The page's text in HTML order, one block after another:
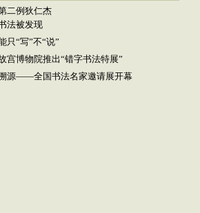
二例狄仁杰
法被发现
只“写”不“说”
宫博物院推出“错字书法特展”
源——全国书法名家邀请展开幕